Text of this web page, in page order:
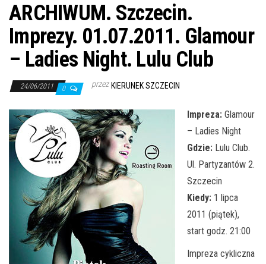
ARCHIWUM. Szczecin.
Imprezy. 01.07.2011. Glamour
– Ladies Night. Lulu Club
24/06/2011 0 przez KIERUNEK SZCZECIN
Impreza: Glamour
– Ladies Night
Gdzie: Lulu Club.
Ul. Partyzantów 2.
Szczecin
Kiedy: 1 lipca
2011 (piątek),
start godz. 21:00
Impreza cykliczna